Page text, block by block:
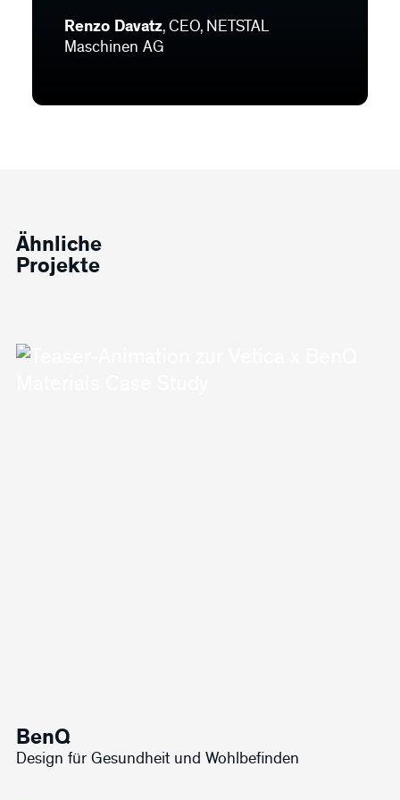
Renzo Davatz, CEO, NETSTAL
Maschinen AG
Ähnliche
Projekte
BenQ
Design für Gesundheit und Wohlbefinden